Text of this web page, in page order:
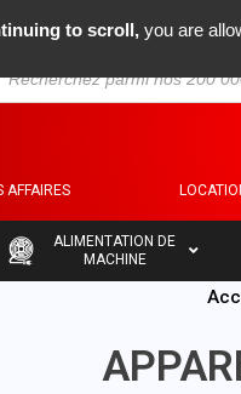
AFFAIRES
– –
ALIMENTATION DE
MACHINE
to scroll, you are